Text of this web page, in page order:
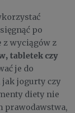
po
z wyciągów z
tabletek czy
je do
jak jogurty czy
diety nie
prawodawstwa,